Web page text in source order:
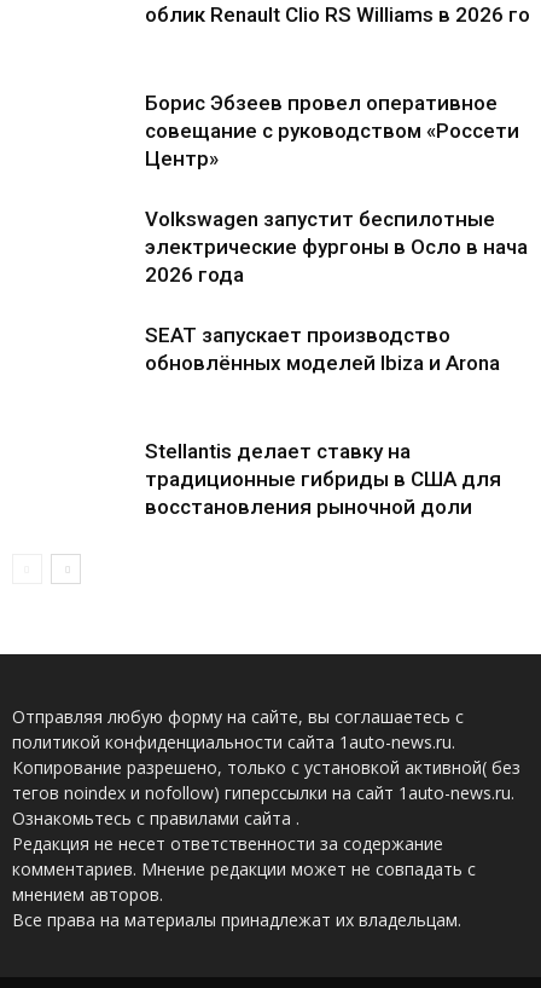
облик Renault Clio RS Williams в 2026
Борис Эбзеев провел оперативное
совещание с руководством «Россети
Центр»
Volkswagen запустит беспилотные
электрические фургоны в Осло в
2026 года
SEAT запускает производство
обновлённых моделей Ibiza и Arona
Stellantis делает ставку на
традиционные гибриды в США для
восстановления рыночной доли
Отправляя любую форму на сайте, вы соглашаетесь с
политикой конфиденциальности сайта 1auto-news.ru.
Копирование разрешено, только с установкой активной( без
тегов noindex и nofollow) гиперссылки на сайт 1auto-news.ru.
Ознакомьтесь с правилами сайта .
Редакция не несет ответственности за содержание
комментариев. Мнение редакции может не совпадать с
мнением авторов.
Все права на материалы принадлежат их владельцам.